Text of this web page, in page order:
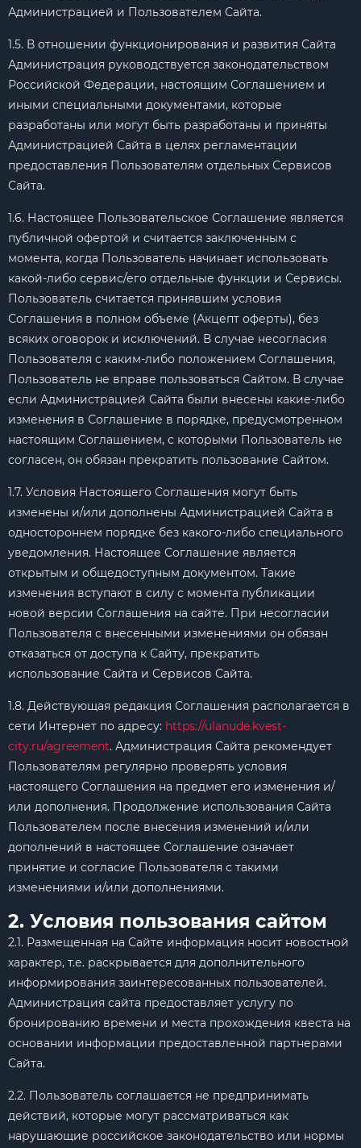
Администрацией и Пользователем Сайта.
1.5. В отношении функционирования и развития Сайта
Администрация руководствуется законодательством
Российской Федерации, настоящим Соглашением и
иными специальными документами, которые
разработаны или могут быть разработаны и приняты
Администрацией Сайта в целях регламентации
предоставления Пользователям отдельных Сервисов
Сайта.
1.6. Настоящее Пользовательское Соглашение является
публичной офертой и считается заключенным с
момента, когда Пользователь начинает использовать
какой-либо сервис/его отдельные функции и Сервисы.
Пользователь считается принявшим условия
Соглашения в полном объеме (Акцепт оферты), без
всяких оговорок и исключений. В случае несогласия
Пользователя с каким-либо положением Соглашения,
Пользователь не вправе пользоваться Сайтом. В случае
если Администрацией Сайта были внесены какие-либо
изменения в Соглашение в порядке, предусмотренном
настоящим Соглашением, с которыми Пользователь не
согласен, он обязан прекратить пользование Сайтом.
1.7. Условия Настоящего Соглашения могут быть
изменены и/или дополнены Администрацией Сайта в
одностороннем порядке без какого-либо специального
уведомления. Настоящее Соглашение является
открытым и общедоступным документом. Такие
изменения вступают в силу с момента публикации
новой версии Соглашения на сайте. При несогласии
Пользователя с внесенными изменениями он обязан
отказаться от доступа к Сайту, прекратить
использование Сайта и Сервисов Сайта.
1.8. Действующая редакция Соглашения располагается в
сети Интернет по адресу: https://ulanude.kvest-
city.ru/agreement. Администрация Сайта рекомендует
Пользователям регулярно проверять условия
настоящего Соглашения на предмет его изменения и/
или дополнения. Продолжение использования Сайта
Пользователем после внесения изменений и/или
дополнений в настоящее Соглашение означает
принятие и согласие Пользователя с такими
изменениями и/или дополнениями.
2. Условия пользования сайтом
2.1. Размещенная на Сайте информация носит новостной
характер, т.е. раскрывается для дополнительного
информирования заинтересованных пользователей.
Администрация сайта предоставляет услугу по
бронированию времени и места прохождения квеста на
основании информации предоставленной партнерами
Сайта.
2.2. Пользователь соглашается не предпринимать
действий, которые могут рассматриваться как
нарушающие российское законодательство или нормы